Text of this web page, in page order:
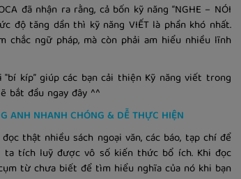
đã nhận ra rằng, cả bốn kỹ năng “NGHE – NÓI
độ tăng dần thì kỹ năng VIẾT là phần khó nhất.
ngữ pháp, mà còn phải am hiểu nhiều lĩnh
kíp” giúp các bạn cải thiện Kỹ năng viết trong
bắt đầu ngay đây ^^
ANH NHANH CHÓNG & DỄ THỰC HIỆN
thật nhiều sách ngoại văn, các báo, tạp chí để
tích luỹ được vô số kiến thức bổ ích. Khi đọc
từ chưa biết để tìm hiểu nghĩa của nó khi bạn